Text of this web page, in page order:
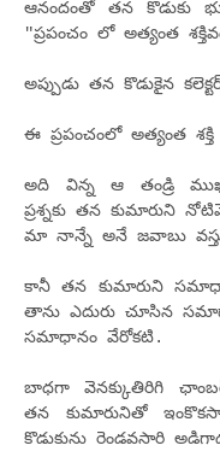
ఆనందంతో తన కొడుకు
"ప్రపంచం లో అత్యంత
అప్పుడు తన కొడుకైన
ఈ ప్రపంచంలో అత్యంత
అది విన్న ఆ తండ్రి
ప్రశ్నకు తన కుమారుని
మా నాన్నే అనే జవాబు
కానీ తన కుమారుని
తాను ఎదురు చూసిన
సమాధానం వేరోకటి.
బాధగా వెనక్కుతిరిగి
తన కుమారునితో
కొడుకును రెండవసారి